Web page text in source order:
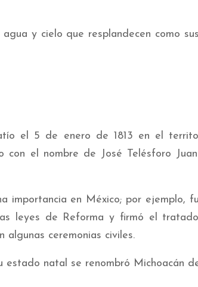
y cielo que resplandecen como
el 5 de enero de 1813 en el
con el nombre de José Telésforo
importancia en México; por ejemplo,
leyes de Reforma y firmó el
algunas ceremonias civiles.
estado natal se renombró Michoacán